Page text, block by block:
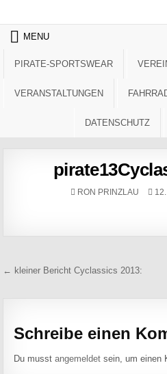
MENU
PIRATE-SPORTSWEAR
VERANSTALTUNGEN
DATENSCHUTZ
AUTHOR:
RON PRINZLAU
Beitragsnavigation
← kleiner Bericht Cyclassics 2013:
Schreibe einen
Du musstangemeldet sein, um einen